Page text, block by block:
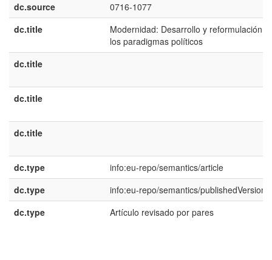
dc.source
0716-1077
dc.title
Modernidad: Desarrollo y reformulación
los paradigmas políticos
dc.title
dc.title
dc.title
dc.type
info:eu-repo/semantics/article
dc.type
info:eu-repo/semantics/publishedVersion
dc.type
Artículo revisado por pares